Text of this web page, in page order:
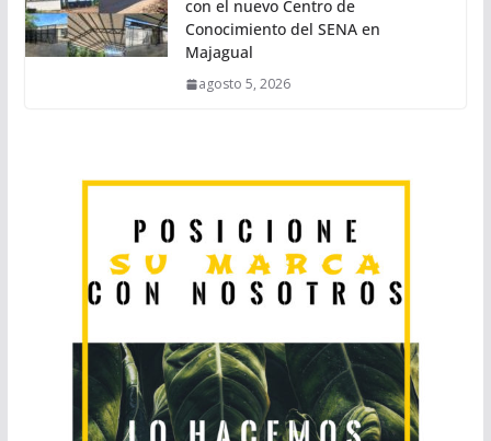
con el nuevo Centro de
Conocimiento del SENA en
Majagual
agosto 5, 2026